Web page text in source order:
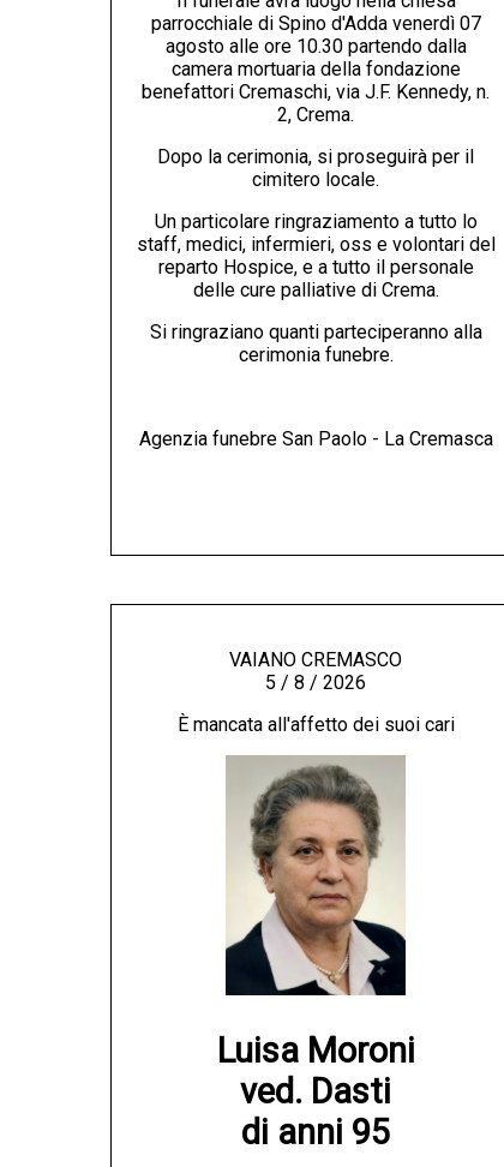
parrocchiale di Spino d'Adda venerdì 07
agosto alle ore 10.30 partendo dalla
camera mortuaria della fondazione
benefattori Cremaschi, via J.F. Kennedy, n.
2, Crema.
Dopo la cerimonia, si proseguirà per il
cimitero locale.
Un particolare ringraziamento a tutto lo
staff, medici, infermieri, oss e volontari del
reparto Hospice, e a tutto il personale
delle cure palliative di Crema.
Si ringraziano quanti parteciperanno alla
cerimonia funebre.
Agenzia funebre San Paolo - La Cremasca
VAIANO CREMASCO
5 / 8 / 2026
È mancata all'affetto dei suoi cari
Luisa Moroni
ved. Dasti
di anni 95